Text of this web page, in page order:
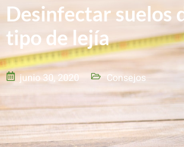
Desinfectar suelos
tipo de lejía
junio 30, 2020 Consejos